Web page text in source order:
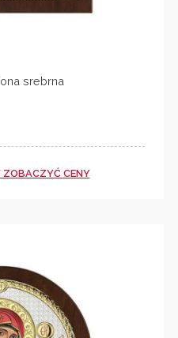
srebrna
ZOBACZYĆ CENY